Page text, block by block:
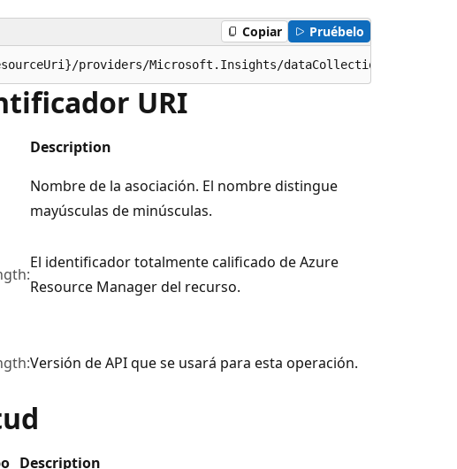
Copiar Pruébelo
providers/Microsoft.Insights/
URI
Description
Nombre de la asociación. El nombre distingue
mayúsculas de minúsculas.
El identificador totalmente calificado de Azure
Resource Manager del recurso.
Versión de API que se usará para esta operación.
Description